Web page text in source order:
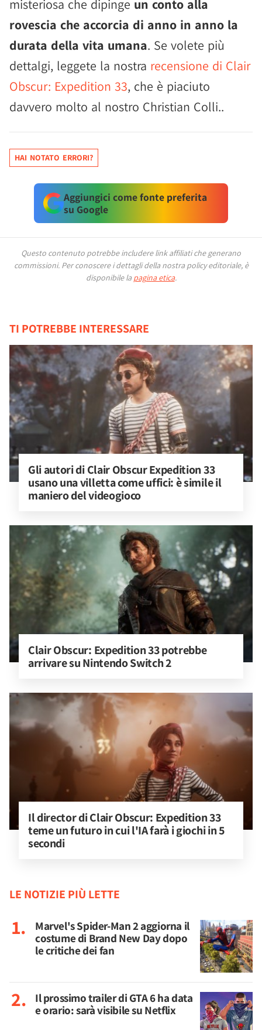
misteriosa che dipinge un conto alla
rovescia che accorcia di anno in anno la
durata della vita umana. Se volete più
dettalgi, leggete la nostra recensione di Clair
Obscur: Expedition 33, che è piaciuto
davvero molto al nostro Christian Colli..
HAI NOTATO ERRORI?
Aggiungici come fonte preferita
su Google
Questo contenuto potrebbe includere link affiliati che generano
commissioni. Per conoscere i dettagli della nostra policy editoriale, è
disponibile la pagina etica.
TI POTREBBE INTERESSARE
Gli autori di Clair Obscur Expedition 33
usano una villetta come uffici: è simile il
maniero del videogioco
Clair Obscur: Expedition 33 potrebbe
arrivare su Nintendo Switch 2
Il director di Clair Obscur: Expedition 33
teme un futuro in cui l'IA farà i giochi in 5
secondi
LE NOTIZIE PIÙ LETTE
Marvel's Spider-Man 2 aggiorna il
costume di Brand New Day dopo
le critiche dei fan
Il prossimo trailer di GTA 6 ha data
e orario: sarà visibile su Netflix